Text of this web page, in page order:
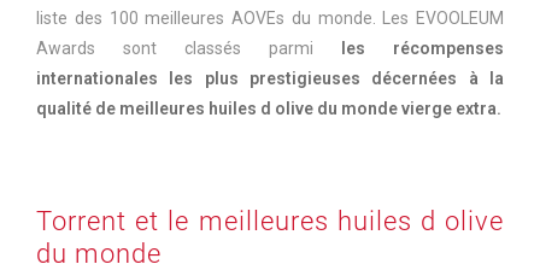
liste des 100 meilleures AOVEs du monde. Les EVOOLEUM
Awards sont classés parmi
les récompenses
internationales les plus prestigieuses décernées à la
qualité de meilleures huiles d olive du monde vierge extra.
Torrent et le meilleures huiles d olive
du monde